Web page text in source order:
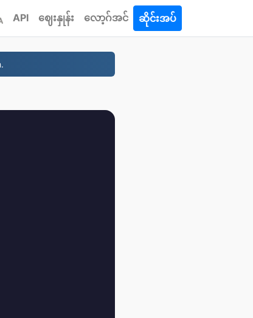
API ဈေးနှုန်း လော့ဂ်အင် ဆိုင်းအပ်